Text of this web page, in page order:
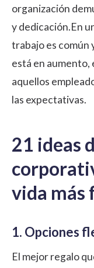
organización
y dedicación.En
trabajo es común
está en
aquellos
las expectativas.
21 ideas
vida más
1. Opciones
El mejor regalo